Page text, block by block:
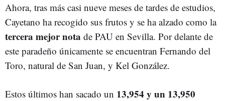
Ahora, tras más casi nueve meses de tardes de estudios,
Cayetano ha recogido sus frutos y se ha alzado como la
tercera mejor nota de PAU en Sevilla. Por delante de
este paradeño únicamente se encuentran Fernando del
Toro, natural de San Juan, y Kel González.
Estos últimos han sacado un 13,954 y un 13,950